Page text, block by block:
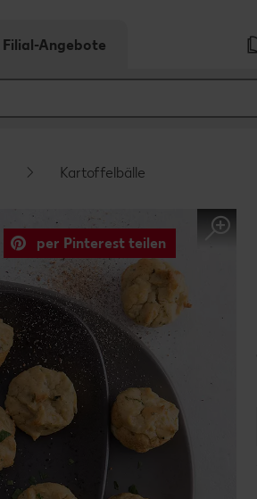
Filial-Angebote
Kartoffelbälle
per Pinterest teilen